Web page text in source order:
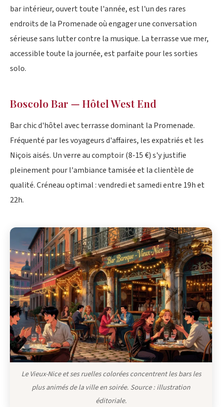
bar intérieur, ouvert toute l'année, est l'un des rares
endroits de la Promenade où engager une conversation
sérieuse sans lutter contre la musique. La terrasse vue mer,
accessible toute la journée, est parfaite pour les sorties
solo.
Boscolo Bar — Hôtel West End
Bar chic d'hôtel avec terrasse dominant la Promenade.
Fréquenté par les voyageurs d'affaires, les expatriés et les
Niçois aisés. Un verre au comptoir (8-15 €) s'y justifie
pleinement pour l'ambiance tamisée et la clientèle de
qualité. Créneau optimal : vendredi et samedi entre 19h et
22h.
Le Vieux-Nice et ses ruelles colorées concentrent les bars les
plus animés de la ville en soirée. Source : illustration
éditoriale.